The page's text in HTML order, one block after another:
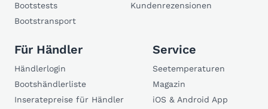
Bootstests
Bootstransport
Kundenrezensionen
Für Händler
Händlerlogin
Bootshändlerliste
Inseratepreise für Händler
Service
Seetemperaturen
Magazin
iOS & Android App